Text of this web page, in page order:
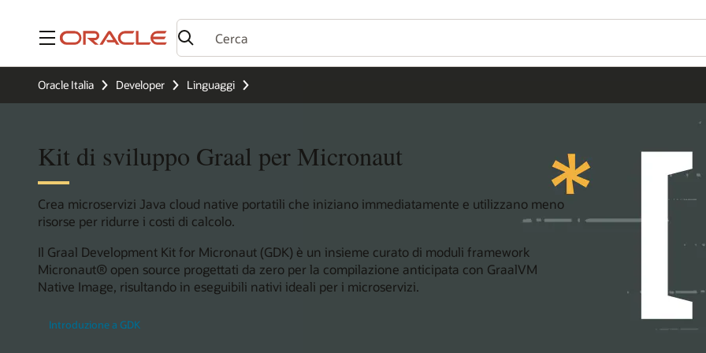
Menu
Oracle Italia Developer Linguaggi
Kit di sviluppo Graal per Micronaut
Crea microservizi Java cloud native portatili che iniziano immediatamente e utilizzano meno
risorse per ridurre i costi di calcolo.
Il Graal Development Kit for Micronaut (GDK) è un insieme curato di moduli framework
Micronaut® open source progettati da zero per la compilazione anticipata con GraalVM
Native Image, risultando in eseguibili nativi ideali per i microservizi.
Introduzione a GDK